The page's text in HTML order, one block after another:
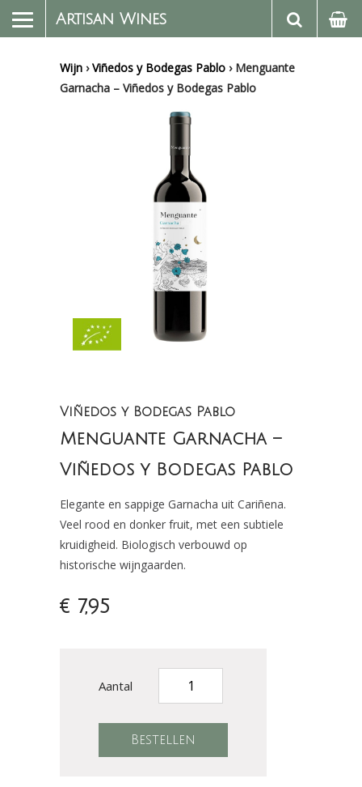
Artisan Wines
Wijn ›Viñedos y Bodegas Pablo › Menguante
Garnacha – Viñedos y Bodegas Pablo
Viñedos y Bodegas Pablo
Menguante Garnacha –
Viñedos y Bodegas Pablo
Elegante en sappige Garnacha uit Cariñena.
Veel rood en donker fruit, met een subtiele
kruidigheid. Biologisch verbouwd op
historische wijngaarden.
€ 7,95
Aantal